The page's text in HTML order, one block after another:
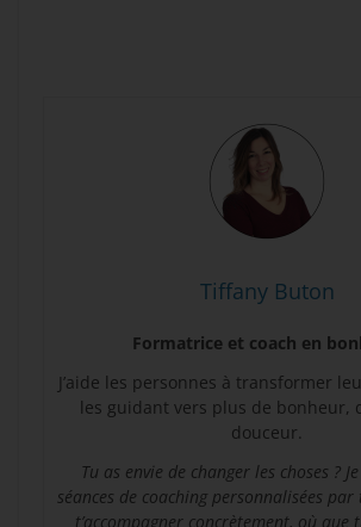
Tiffany Buton
Formatrice et coach en
J’aide les personnes à transformer
les guidant vers plus de bonheur,
douceur.
Tu as envie de changer les choses ?
séances de coaching personnalisées
t’accompagner concrètement, où que